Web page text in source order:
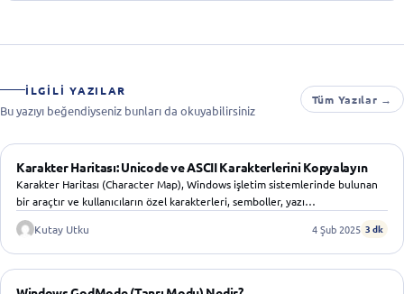
İLGILI YAZILAR
Bu yazıyı beğendiyseniz bunları da okuyabilirsiniz
Tüm Yazılar →
WINDOWS
Karakter Haritası: Unicode ve ASCII Karakterlerini Kopyalayın
Karakter Haritası (Character Map), Windows işletim sistemlerinde bulunan
bir araçtır ve kullanıcıların özel karakterleri, semboller, yazı…
Kutay Utku
4 Şub 2025 3 dk
WINDOWS